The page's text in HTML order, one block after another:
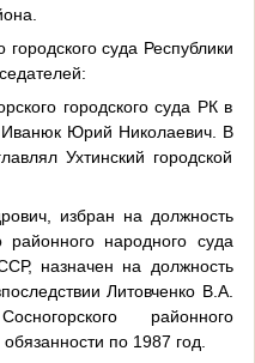
суда Республики
городского суда РК в
Юрий Николаевич. В
Ухтинский городской
избран на должность
районного народного суда
назначен на должность
Литовченко В.А.
районного
по 1987 год.